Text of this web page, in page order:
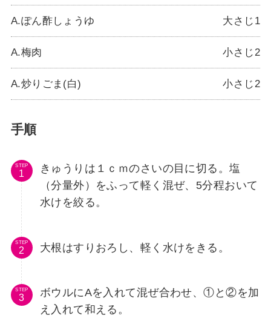
A.ぽん酢しょうゆ 大さじ1
A.梅肉 小さじ2
A.炒りごま(白) 小さじ2
手順
STEP
きゅうりは１ｃｍのさいの目に切る。塩
（分量外）をふって軽く混ぜ、5分程おいて
水けを絞る。
STEP 大根はすりおろし、軽く水けをきる。
STEP
ボウルにAを入れて混ぜ合わせ、①と②を加
え入れて和える。